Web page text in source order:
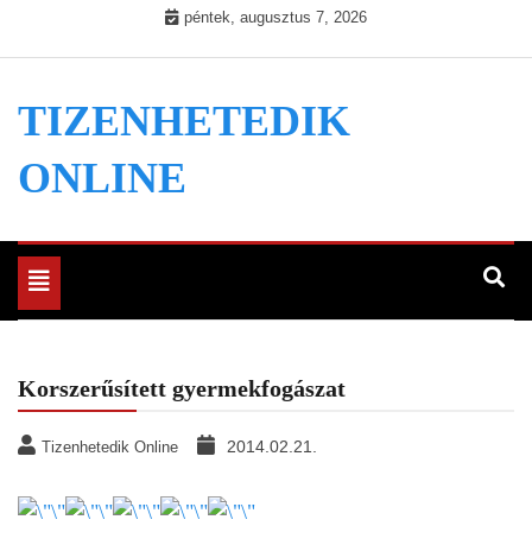
péntek, augusztus 7, 2026
TIZENHETEDIK
ONLINE
Toggle
navigation
Korszerűsített gyermekfogászat
Tizenhetedik Online 2014.02.21.